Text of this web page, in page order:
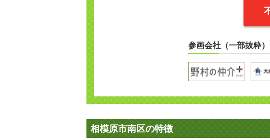
参画会社（一部抜粋）
相模原市南区の特徴